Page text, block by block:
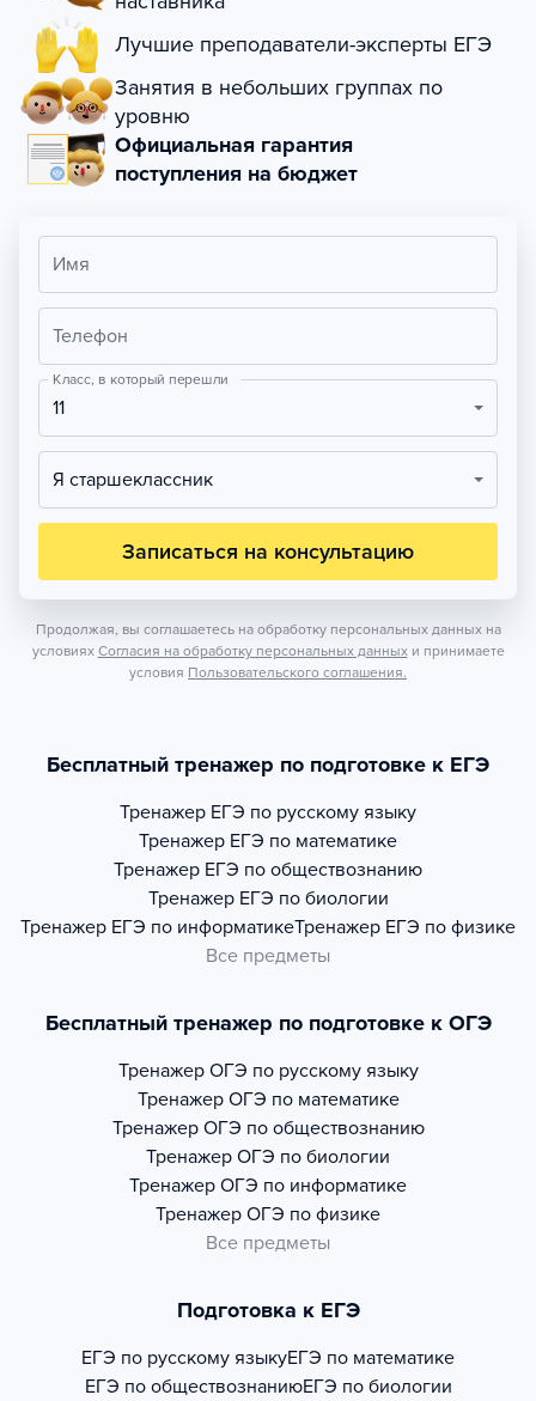
Лучшие преподаватели-эксперты ЕГЭ
Занятия в небольших группах по
уровню
Официальная гарантия
поступления на бюджет
Имя
Телефон
Класс, в который перешли
11
Я старшеклассник
Записаться на консультацию
Продолжая, вы соглашаетесь на обработку персональных данных на
условиях Согласия на обработку персональных данных и принимаете
условия Пользовательского соглашения.
Бесплатный тренажер по подготовке к ЕГЭ
Тренажер ЕГЭ по русскому языку
Тренажер ЕГЭ по математике
Тренажер ЕГЭ по обществознанию
Тренажер ЕГЭ по биологии
Тренажер ЕГЭ по информатикеТренажер ЕГЭ по физике
Все предметы
Бесплатный тренажер по подготовке к ОГЭ
Тренажер ОГЭ по русскому языку
Тренажер ОГЭ по математике
Тренажер ОГЭ по обществознанию
Тренажер ОГЭ по биологии
Тренажер ОГЭ по информатике
Тренажер ОГЭ по физике
Все предметы
Подготовка к ЕГЭ
ЕГЭ по русскому языкуЕГЭ по математике
ЕГЭ по обществознаниюЕГЭ по биологии